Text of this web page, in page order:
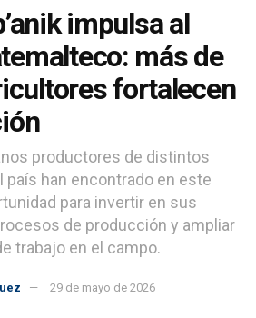
impulsa al
más de
fortalecen
productores de distintos
país han encontrado en este
para invertir en sus
de producción y ampliar
trabajo en el campo.
29 de mayo de 2026